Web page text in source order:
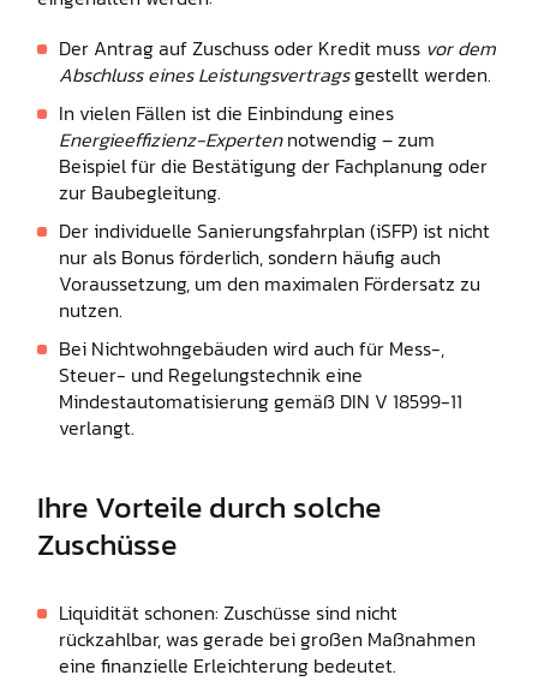
Der Antrag auf Zuschuss oder Kredit muss vor dem
Abschluss eines Leistungsvertragsgestellt werden.
In vielen Fällen ist die Einbindung eines
Energieeffizienz-Expertennotwendig – zum
Beispiel für die Bestätigung der Fachplanung oder
zur Baubegleitung.
Der individuelle Sanierungsfahrplan (iSFP) ist nicht
nur als Bonus förderlich, sondern häufig auch
Voraussetzung, um den maximalen Fördersatz zu
nutzen.
Bei Nichtwohngebäuden wird auch für Mess-,
Steuer- und Regelungstechnik eine
Mindestautomatisierung gemäß DIN V 18599-11
verlangt.
Ihre Vorteile durch solche
Zuschüsse
Liquidität schonen: Zuschüsse sind nicht
rückzahlbar, was gerade bei großen Maßnahmen
eine finanzielle Erleichterung bedeutet.